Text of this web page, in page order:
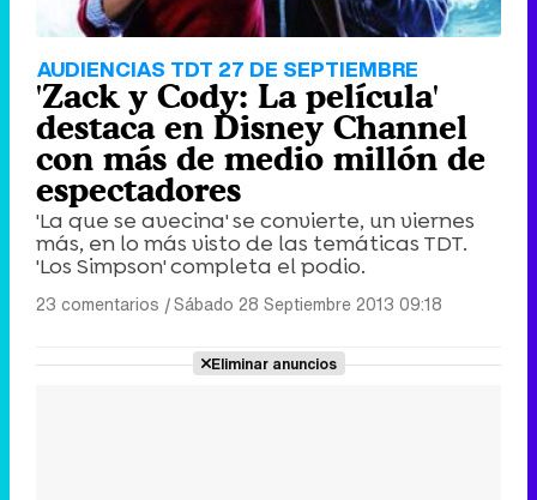
AUDIENCIAS TDT 27 DE SEPTIEMBRE
'Zack y Cody: La película'
destaca en Disney Channel
con más de medio millón de
espectadores
'La que se avecina' se convierte, un viernes
más, en lo más visto de las temáticas TDT.
'Los Simpson' completa el podio.
23 comentarios |Sábado 28 Septiembre 2013 09:18
Eliminar anuncios